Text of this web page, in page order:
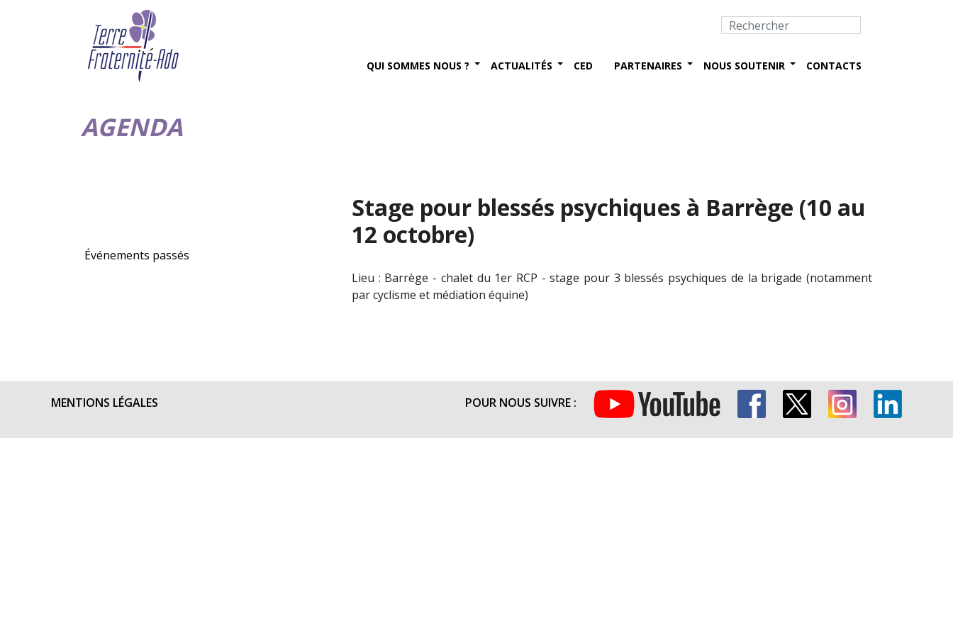
QUI SOMMES NOUS ? ACTUALITÉS CED PARTENAIRES NOUS SOUTENIR CONTACTS
AGENDA
Événements passés
Stage pour blessés psychiques à Barrège (10 au
12 octobre)
Lieu : Barrège - chalet du 1er RCP - stage pour 3 blessés psychiques de la brigade (notamment
par cyclisme et médiation équine)
MENTIONS LÉGALES POUR NOUS SUIVRE :